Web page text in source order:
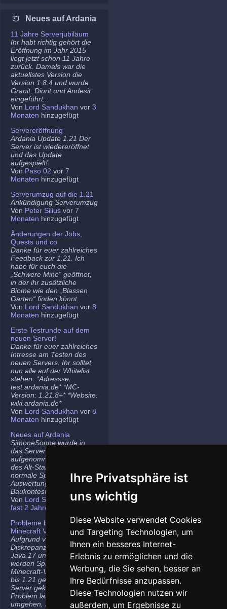
Ihre Privatsphäre ist
uns wichtig
Diese Website verwendet Cookies
und Targeting Technologien, um
Ihnen ein besseres Internet-
Erlebnis zu ermöglichen und die
Werbung, die Sie sehen, besser an
Ihre Bedürfnisse anzupassen.
Diese Technologien nutzen wir
außerdem, um Ergebnisse zu
Neues auf Ardania
11 Jahre Serverjubiläum
Ihr habt richtig gehört die
Eröffnung im Jahr 2015
liegt jetzt schon 11 Jahre
zurück. Damals war die
aktuellstes Version die
Version 1.8.4 und wurde
Granit, Diorit und Andesit
eingeführt...
Von Lord Sandukhan vor 3
Monaten hinzugefügt
Servereröffnung
Ardania Update 1.21 Der
Server ist wiedereröffnet
und das Update
aufgespielt!
Von Paso 02 vor 7
Monaten hinzugefügt
Serverumzug auf die 1.21
Ankündigung Serverumzug
Von Peter Silius vor 7
Monaten hinzugefügt
Änderungen der Jobs,
Quests und co
Danke für euer zahlreiches
Feedback zur 1.21. Ich
habe für euch die
„Schwere Mine“ geöffnet,
in der ihr zusätzliche
Biome wie den „Blassen
Garten“ finden könnt.
Von Lord Sandukhan vor 8
Monaten hinzugefügt
Erste Testrunde auf dem
neuen Server!
Danke für euer zahlreiches
Intresse am Testen des
neuen Servers. Ihr solltet
nun alle auf der Whitelist
stehen: *Adressse:
test.ardania.de* *MC-
Version: 1.21.8+* *Website:
wiki.ardania.de*
Von Lord Sandukhan vor 8
Monaten hinzugefügt
Neues auf Ardania
SimoneSonne wurde in
das Server-Team
aufgenommen, Freigabe
des Alt-Stammi Ranges für
normale Spieler,
Auswertung des letzten
Baukontest.
Von Lord Sandukhanvor
fast 2 Jahren
Probleme bei neueren
Minecraft Versionen
Aufgrund von
Diskrepanzen zwischen
Java 17 und Java 21
werden Spieler auf den
Minecraft-Versionen 1.20.5
bis 1.21 gelegentlich vom
Server gekickt. Das
Problem lässt sich
umgehen, indem ihr die